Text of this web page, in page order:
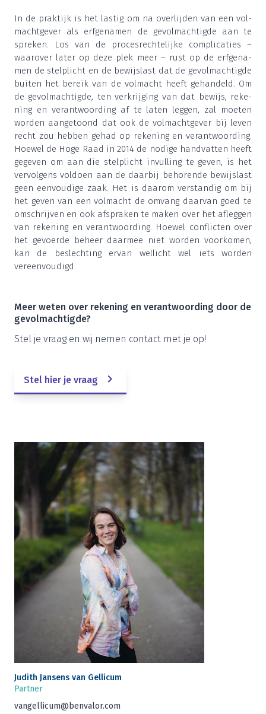
In de prak­tijk is het las­tig om na over­lij­den van een vol­
macht­ge­ver als erf­ge­na­men de gevol­mach­tig­de aan te
spre­ken. Los van de pro­ces­rech­te­lij­ke com­pli­ca­ties –
waar­over later op deze plek meer – rust op de erf­ge­na­
men de stel­plicht en de bewijs­last dat de gevol­mach­tig­de
bui­ten het bereik van de vol­macht heeft gehan­deld. Om
de gevol­mach­tig­de, ten ver­krij­ging van dat bewijs, reke­
ning en ver­ant­woor­ding af te laten leg­gen, zal moe­ten
wor­den aan­ge­toond dat ook de vol­macht­ge­ver bij leven
recht zou heb­ben gehad op reke­ning en ver­ant­woor­ding.
Hoe­wel de Hoge Raad in2014 de nodi­ge hand­vat­ten heeft
gege­ven om aan die stel­plicht invul­ling te geven, is het
ver­vol­gens vol­doen aan de daar­bij beho­ren­de bewijs­last
geen een­vou­di­ge zaak. Het is daar­om ver­stan­dig om bij
het geven van een vol­macht de omvang daar­van goed te
omschrij­ven en ook afspra­ken te maken over het afleg­gen
van reke­ning en ver­ant­woor­ding. Hoe­wel con­flic­ten over
het gevoer­de beheer daar­mee niet wor­den voor­ko­men,
kan de beslech­ting ervan wel­licht wel iets wor­den
vereenvoudigd.
Meer weten over reke­ning en ver­ant­woor­ding door de
gevolmachtigde?
Stel je vraag en wij nemen con­tact met je op!
Stel hier je vraag
Judith Jan­sens van Gellicum
Part­ner
vangellicum@​benvalor.​com